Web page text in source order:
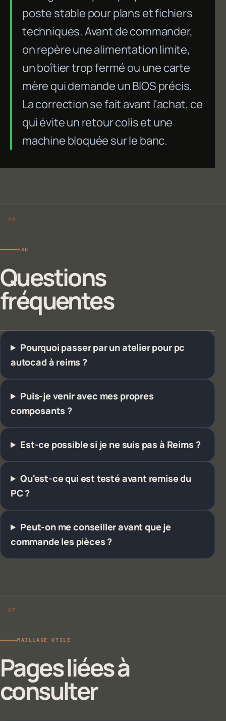
poste stable pour plans et fichiers
techniques. Avant de commander,
on repère une alimentation limite,
un boîtier trop fermé ou une carte
mère qui demande un BIOS précis.
La correction se fait avant l'achat, ce
qui évite un retour colis et une
machine bloquée sur le banc.
FAQ
Questions
fréquentes
Pourquoi passer par un atelier pour pc
autocad à reims ?
Puis-je venir avec mes propres
composants ?
Est-ce possible si je ne suis pas à Reims ?
Qu'est-ce qui est testé avant remise du
PC ?
Peut-on me conseiller avant que je
commande les pièces ?
MAILLAGE UTILE
Pages liées à
consulter